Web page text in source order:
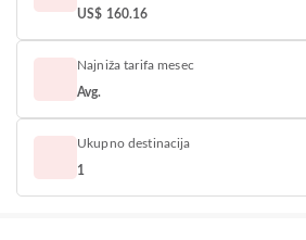
US$ 160.16
Najniža tarifa mesec
Avg.
Ukupno destinacija
1